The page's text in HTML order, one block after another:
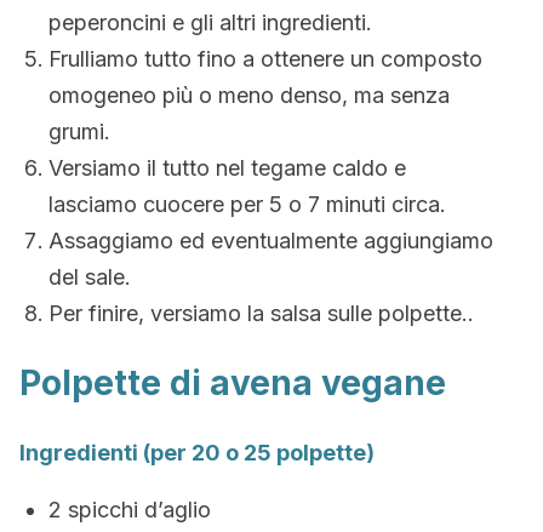
peperoncini e gli altri ingredienti.
Frulliamo tutto fino a ottenere un composto
omogeneo più o meno denso, ma senza
grumi.
Versiamo il tutto nel tegame caldo e
lasciamo cuocere per 5 o 7 minuti circa.
Assaggiamo ed eventualmente aggiungiamo
del sale.
Per finire, versiamo la salsa sulle polpette..
Polpette di avena vegane
Ingredienti (per 20 o 25 polpette)
2 spicchi d’aglio